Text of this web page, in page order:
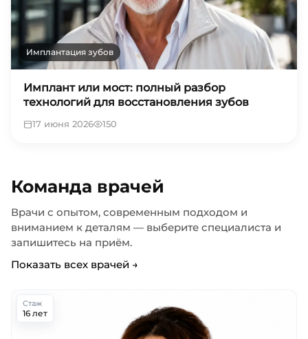
Имплантация зубов
Имплант или мост: полный разбор
технологий для восстановления зубов
17 июня 2026 150
Команда врачей
Врачи с опытом, современным подходом и
вниманием к деталям — выберите специалиста и
запишитесь на приём.
Показать всех врачей →
Стаж
16 лет